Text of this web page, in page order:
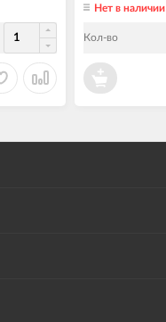
Нет в наличии
Кол-во